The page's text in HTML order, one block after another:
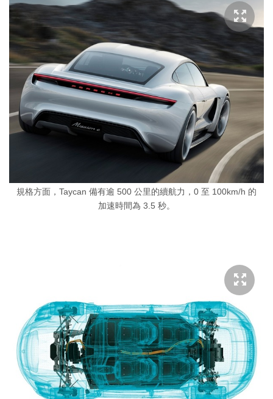
規格方面，Taycan 備有逾 500 公里的續航力，0 至 100km/h 的
加速時間為 3.5 秒。